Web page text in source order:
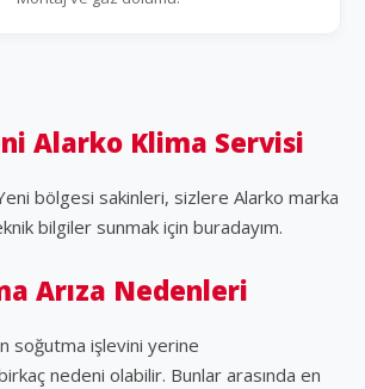
Alarko Klima Servisi
bölgesi sakinleri, sizlere Alarko marka
bilgiler sunmak için buradayım.
Arıza Nedenleri
soğutma işlevini yerine
nedeni olabilir. Bunlar arasında en